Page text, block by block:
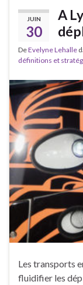
JUIN
30
A
DeEvelyne Lehalle
définitions et
Les transports
fluidifier les